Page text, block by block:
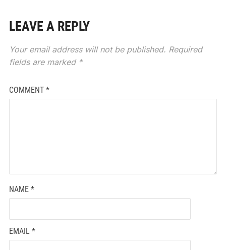
LEAVE A REPLY
Your email address will not be published. Required
fields are marked *
COMMENT *
NAME *
EMAIL *